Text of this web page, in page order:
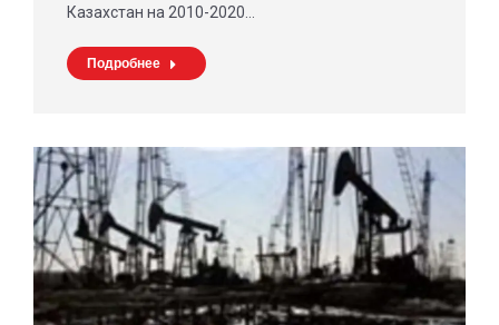
Казахстан на 2010-2020…
Подробнее